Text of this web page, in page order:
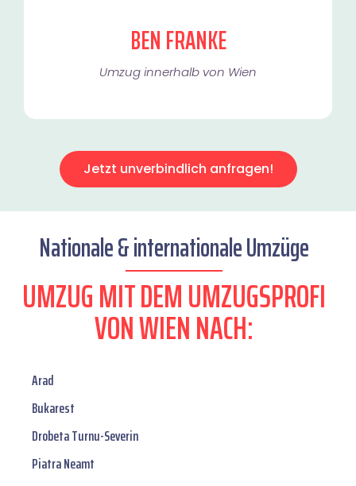
BEN FRANKE
Umzug innerhalb von Wien​
Jetzt unverbindlich anfragen!
Nationale & internationale Umzüge
UMZUG MIT DEM UMZUGSPROFI
VON WIEN NACH:
Arad
Bukarest
Drobeta Turnu-Severin
Piatra Neamt